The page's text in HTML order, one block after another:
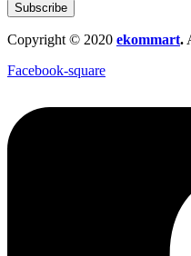
Subscribe
Copyright © 2020 ekommart.
Facebook-square